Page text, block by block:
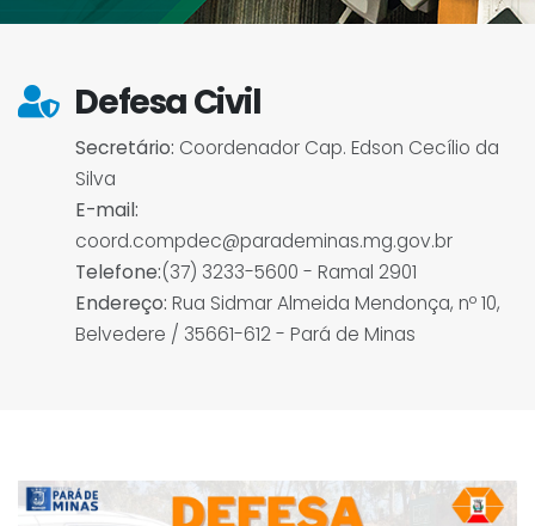
Defesa Civil
Secretário: Coordenador Cap. Edson Cecílio da
Silva
E-mail:
coord.compdec@parademinas.mg.gov.br
Telefone:(37) 3233-5600 - Ramal 2901
Endereço: Rua Sidmar Almeida Mendonça, nº 10,
Belvedere / 35661-612 - Pará de Minas